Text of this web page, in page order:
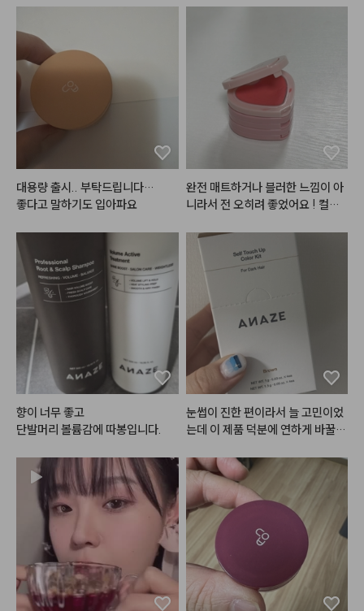
여러분이 궁금해해주신 알리에서
산 렌즈에, 진짜 너어어무 특별하
고 예쁜 레이어드 목걸이, 이 갈색
ㅋ 젤 찰떡이라 삼일째 입었어요ㅎ
그리고 해보고싶던 헤어까지! 영상
#메이크업 #화장품정보 #make
up
대용량 출시.. 부탁드립니다…
좋다고 말하기도 입아파요
완전 매트하거나 블러한 느낌이 아
니라서 전 오히려 좋었어요 ! 컬러
입니당 보는거보다 바르면 그렇게
형광기 심하지 않아요
( 봄브입니당 )
향이 너무 좋고
단발머리 볼륨감에 따봉입니다.
눈썹이 진한 편이라서 늘 고민이었
는데 이 제품 덕분에 연하게 바꿀
이용할 예정입니다